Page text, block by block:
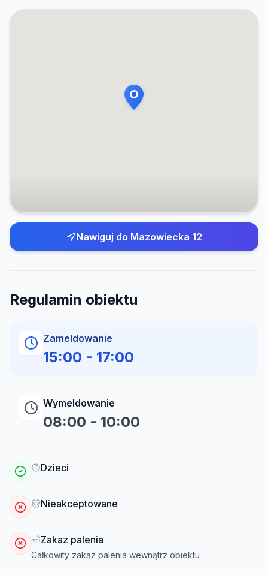
Nawiguj do Mazowiecka 12
Regulamin obiektu
Zameldowanie
15:00 - 17:00
Wymeldowanie
08:00 - 10:00
Dzieci
Nieakceptowane
Zakaz palenia
Całkowity zakaz palenia wewnątrz obiektu